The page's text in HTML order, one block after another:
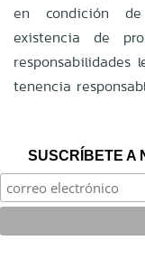
en condición
existencia de
tenencia
SUSCRÍBETE A